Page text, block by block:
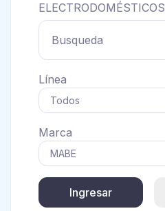
ELECTRODOMÉSTICOS
Busqueda
Línea
Marca
Ingresar